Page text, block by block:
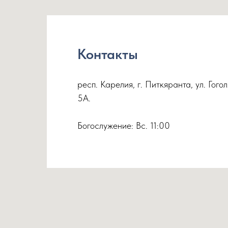
Контакты
респ. Карелия, г. Питкяранта, ул.
5А.
Богослужение: Вс. 11:00